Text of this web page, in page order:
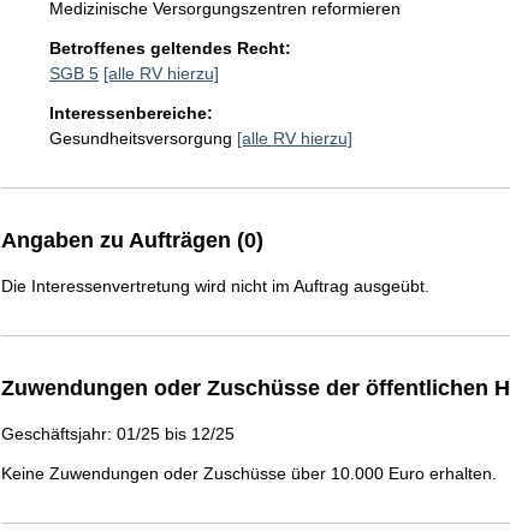
Medizinische Versorgungszentren reformieren
Betroffenes geltendes Recht:
SGB 5 [alle RV hierzu]
Interessenbereiche:
Gesundheitsversorgung [alle RV hierzu]
Angaben zu Aufträgen (0)
Die Interessenvertretung wird nicht im Auftrag ausgeübt.
Zuwendungen oder Zuschüsse der öffentlichen
Geschäftsjahr: 01/25 bis 12/25
Keine Zuwendungen oder Zuschüsse über 10.000 Euro erhalten.